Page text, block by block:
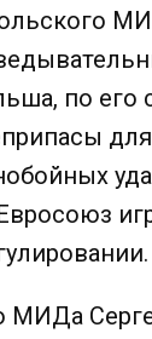
по его
МИДа